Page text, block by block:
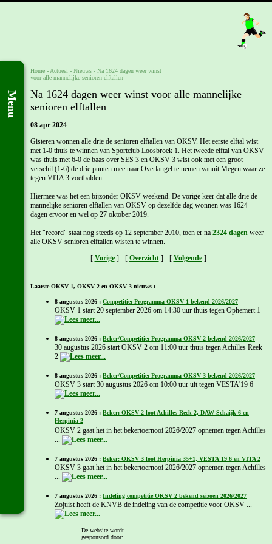
Menu
Home - Actueel - Nieuws - Na 1624 dagen weer winst
voor alle mannelijke senioren elftallen
Na 1624 dagen weer winst voor alle mannelijke
senioren elftallen
08 apr 2024
Gisteren wonnen alle drie de senioren elftallen van OKSV. Het eerste elftal wist
met 1-0 thuis te winnen van Sportclub Loosbroek 1. Het tweede elftal van OKSV
was thuis met 6-0 de baas over SES 3 en OKSV 3 wist ook met een groot
verschil (1-6) de drie punten mee naar Overlangel te nemen vanuit Megen waar ze
tegen VITA 3 voetbalden.
Hiermee was het een bijzonder OKSV-weekend. De vorige keer dat alle drie de
mannelijke senioren elftallen van OKSV op dezelfde dag wonnen was 1624
dagen ervoor en wel op 27 oktober 2019.
Het "record" staat nog steeds op 12 september 2010, toen er na 2324 dagen weer
alle OKSV senioren elftallen wisten te winnen.
[ Vorige] - [ Overzicht] - [ Volgende]
Laatste OKSV 1, OKSV 2 en OKSV 3 nieuws :
8 augustus 2026 : Competitie: Programma OKSV 1 bekend 2026/2027
OKSV 1 start 20 september 2026 om 14:30 uur thuis tegen Ophemert 1
8 augustus 2026 : Beker/Competitie: Programma OKSV 2 bekend 2026/2027
30 augustus 2026 start OKSV 2 om 11:00 uur thuis tegen Achilles Reek
2
8 augustus 2026 : Beker/Competitie: Programma OKSV 3 bekend 2026/2027
OKSV 3 start 30 augustus 2026 om 10:00 uur uit tegen VESTA'19 6
7 augustus 2026 : Beker: OKSV 2 loot Achilles Reek 2, DAW Schaijk 6 en
Herpinia 2
OKSV 2 gaat het in het bekertoernooi 2026/2027 opnemen tegen Achilles
...
7 augustus 2026 : Beker: OKSV 3 loot Herpinia 35+1, VESTA'19 6 en VITA 2
OKSV 3 gaat het in het bekertoernooi 2026/2027 opnemen tegen Achilles
...
7 augustus 2026 : Indeling competitie OKSV 2 bekend seizoen 2026/2027
Zojuist heeft de KNVB de indeling van de competitie voor OKSV ...
7 augustus 2026 :Indeling competitie OKSV 3 bekend seizoen 2026/2027
Zojuist heeft de KNVB de indeling van de competitie voor OKSV ...
De website wordt
gesponsord door: